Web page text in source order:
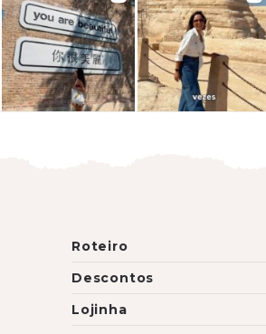
Roteiro
Descontos
Lojinha